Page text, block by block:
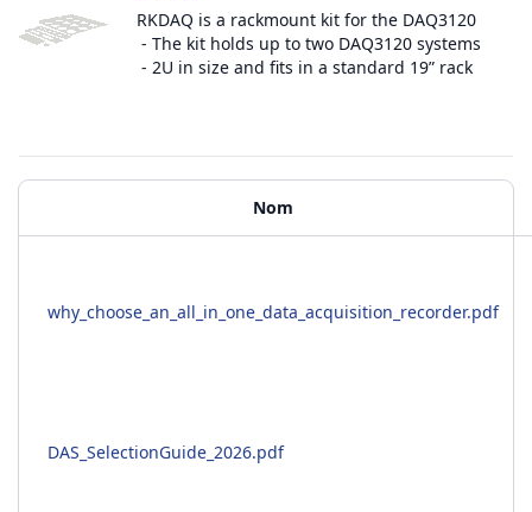
RKDAQ is a rackmount kit for the DAQ3120
- The kit holds up to two DAQ3120 systems
- 2U in size and fits in a standard 19” rack
Matériels supplémentaires
Nom
why_choose_an_all_in_one_data_acquisition_recorder.pdf
DAS_SelectionGuide_2026.pdf